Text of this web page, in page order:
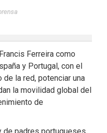
Ferreira como
y Portugal, con el
la red, potenciar una
la movilidad global del
de